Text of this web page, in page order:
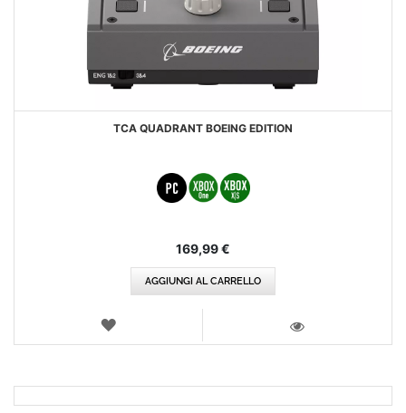
TCA QUADRANT BOEING EDITION
169,99 €
AGGIUNGI AL CARRELLO
LISTA